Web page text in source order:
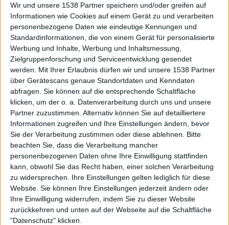
Wir und unsere 1538 Partner speichern und/oder greifen auf
Informationen wie Cookies auf einem Gerät zu und verarbeiten
personenbezogene Daten wie eindeutige Kennungen und
Standardinformationen, die von einem Gerät für personalisierte
Werbung und Inhalte, Werbung und Inhaltsmessung,
Zielgruppenforschung und Serviceentwicklung gesendet
werden.
Mit Ihrer Erlaubnis dürfen wir und unsere 1538 Partner
über Gerätescans genaue Standortdaten und Kenndaten
abfragen. Sie können auf die entsprechende Schaltfläche
klicken, um der o. a. Datenverarbeitung durch uns und unsere
Partner zuzustimmen. Alternativ können Sie auf detailliertere
Informationen zugreifen und Ihre Einstellungen ändern, bevor
Sie der Verarbeitung zustimmen oder diese ablehnen.
Bitte
beachten Sie, dass die Verarbeitung mancher
personenbezogenen Daten ohne Ihre Einwilligung stattfinden
kann, obwohl Sie das Recht haben, einer solchen Verarbeitung
zu widersprechen. Ihre Einstellungen gelten lediglich für diese
Website. Sie können Ihre Einstellungen jederzeit ändern oder
Ihre Einwilligung widerrufen, indem Sie zu dieser Website
zurückkehren und unten auf der Webseite auf die Schaltfläche
"Datenschutz" klicken.
Aktuell
Black Listed Friday – Die 6+6+6 der Woche
Vocals sind wichtig: Hier kommen Stars, Statements und Stammhalter des